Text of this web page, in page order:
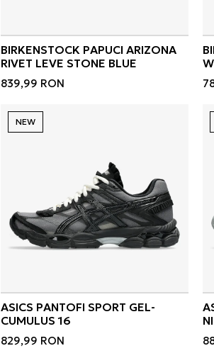
BIRKENSTOCK PAPUCI ARIZONA
RIVET LEVE STONE BLUE
839,99 RON
NEW
ASICS PANTOFI SPORT GEL-
CUMULUS 16
829,99 RON